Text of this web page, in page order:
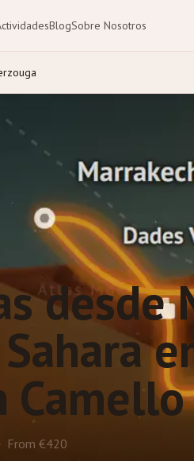
BlogSobre Nosotros
desde
Camello
From €420